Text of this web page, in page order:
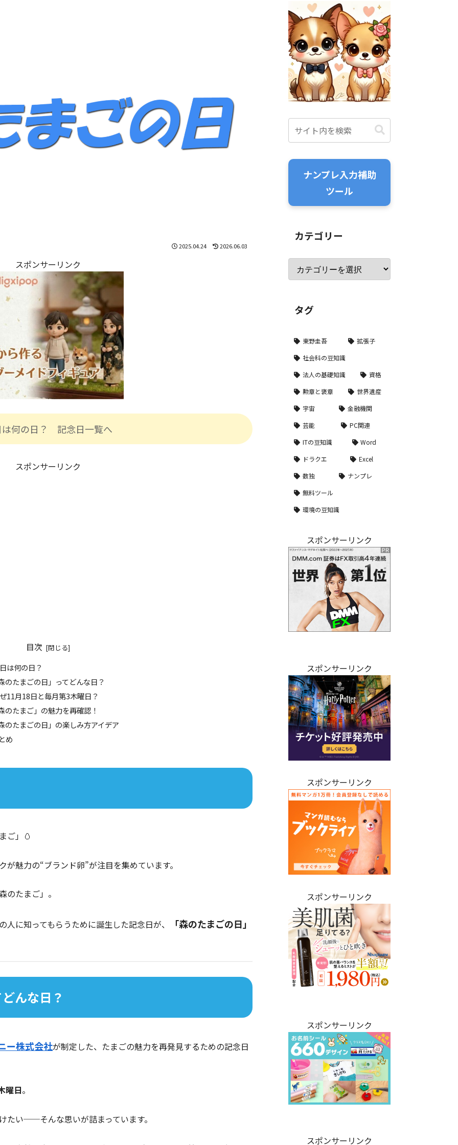
2025.04.24 2026.06.03
スポンサーリンク
は何の日？ 記念日一覧へ
スポンサーリンク
目次
は何の日？
のたまごの日」ってどんな日？
11月18日と毎月第3木曜日？
のたまご」の魅力を再確認！
のたまごの日」の楽しみ方アイデア
め
ご」🥚
魅力の“ブランド卵”が注目を集めています。
のたまご」。
に知ってもらうために誕生した記念日が、 「森のたまごの日」
んな日？
ー株式会社が制定した、たまごの魅力を再発見するための記念日
曜日。
たい──そんな思いが詰まっています。
ナンプレ入力補助
ツール
カテゴリー
タグ
東野圭吾
拡張子
社会科の豆知識
法人の基礎知識
資格
勲章と褒章
世界遺産
宇宙
金融機関
芸能
PC関連
ITの豆知識
Word
ドラクエ
Excel
数独
ナンプレ
無料ツール
環境の豆知識
スポンサーリンク
スポンサーリンク
スポンサーリンク
スポンサーリンク
スポンサーリンク
スポンサーリンク